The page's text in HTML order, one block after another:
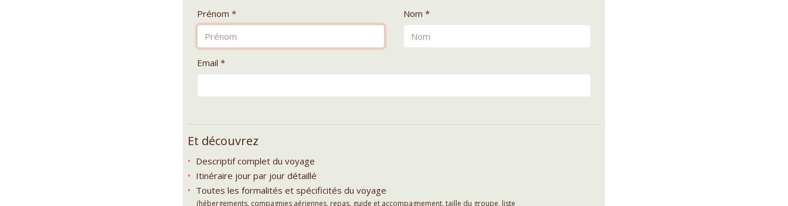
Prénom * Nom *
Email *
Et découvrez
Descriptif complet du voyage
Itinéraire jour par jour détaillé
Toutes les formalités et spécificités du voyage
(hébergements, compagnies aériennes, repas, guide et accompagnement, taille du groupe, liste